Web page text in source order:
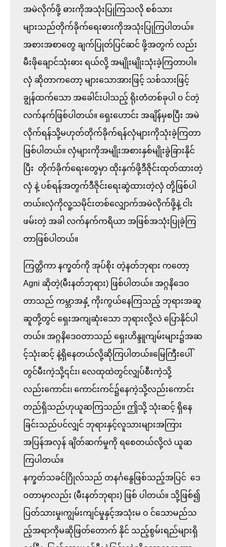
အမဲလိုက်ဖို့ ဓားကိုအသုံးပြုကြသလို စစ်သား
များသည်တိုက်ခိုက်ရေးဓားကိုအသုံးပြုကြပါတယ်။
အစားအစာတွေ ချက်ပြုတ်ပြင်ဆင် ဖို့အတွက် လည်း
မီးဖိုချောင်သုံးဓား ရယ်လို့ အမျိုးမျိုးသုံးခဲ့ကြတာပါ။
လှံ ဆိုတာကတော့ များသောအားဖြင့် သစ်သားဖြင့်
ချွန်ထက်သော အခေါင်းပါသည့် ရိုးတံတစ်ခုပါ ဝ င်တဲ့
လက်နက်ဖြစ်ပါတယ်။ ရှေးဟောင်း အချိန်မှစပြီး အမဲ
လိုက်ရန်သို့မဟုတ်တိုက်ခိုက်ရန်လှံများကိုသုံးခဲ့ကြတာ
ဖြစ်ပါတယ်။ လှံများကိုအမျိုးအစားနှစ်မျိုးခွဲခြားနိုင်
ပြီး  တိုက်ခိုက်ရေးတွေမှာ ထိုးနှက်ဖို့ဒီဇိုင်းထုတ်ထားတဲ့
လှံ နဲ့ ပစ်ရန်အတွက်ဒီဇိုင်းရေးဆွဲထားတဲ့လှံ တို့ဖြစ်ပါ
တယ်။လှံကိုလူ့သမိုင်းတစ်လျှောက်အမဲလိုက်ဖို့နဲ့ ငါး
ဖမ်းတဲ့ အခါ လက်နက်ကရိယာ အဖြစ်အသုံးပြုခဲ့ကြ
တာဖြစ်ပါတယ်။
ကြတ္တိကာ နက္ခတ်ကို အုပ်စိုး တဲ့နတ်ဘုရား ကတော့
Agni ဆိုတဲ့(မီးနတ်ဘုရား) ဖြစ်ပါတယ်။ အဂ္ဂနိဒေဝ
တာသည် ကမ္ဘာအနှံ့ ကိုးကွယ်နေကြသည့် ဘုရားအဆူ
ဆူတို့တွင် ရှေးအကျဆုံးသော ဘုရားလို့လဲ ပြောနိုင်ပါ
တယ်။ အဂ္ဂနိဒေဝတာသည် ရှေးဟိန္ဒူကျမ်းများ၌အဆ
င့်သုံးဆင့် နဲ့ရှိနေတယ်လို့ဆိုကြပါတယ်။မြေကြီးပေါ်
တွင်မီးကဲ့သို့၎င်း၊ လေထုထဲတွင်လျှပ်စီးကဲ့သို့
လည်းကောင်း၊ ကောင်းကင်၌နေကဲ့သို့လည်းကောင်း
တည်ရှိသည်ဟုယူဆကြသည်။ ဤသို့ သုံးဆင့် ရှိနေ
ခြင်းသည်ပင်လျှင် ဘုရားနှင့်လူသားများအကြား
အပြန်အလှန် ချိတ်ဆက်မှုကို ရစေတယ်လို့လဲ ယူဆ
ကြပါတယ်။
နက္ခတ်သခင်ဂြိုလ်သည် တနင်္ဂနွေဖြစ်သည့်အပြင်  ဒေ
ဝတာမှာလည်း (မီးနတ်ဘုရား) ဖြစ် ပါတယ်။ သို့ဖြစ်၍
ပြတ်သားမှု၊ကျွမ်းကျင်မှုနှင့်အသုံးမ ဝ င်သောမည်သ
ည့်အရာကိုမဆိုဖြတ်တောက် နိုင် သည့်စွမ်းရည်များရှိ